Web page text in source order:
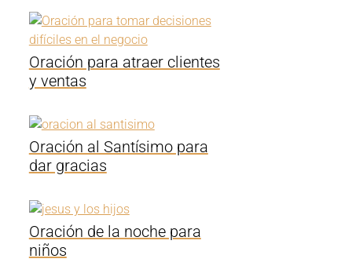
Oración para atraer clientes
y ventas
Oración al Santísimo para
dar gracias
Oración de la noche para
niños